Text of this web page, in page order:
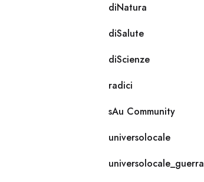
diNatura
diSalute
diScienze
radici
sAu Community
universolocale
universolocale_guerra